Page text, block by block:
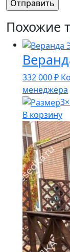
Похожие
332 000₽
менеджера
В корзину